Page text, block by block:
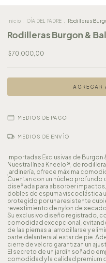
Inicio DÍA DEL PADRE Rodilleras
Rodilleras Burgon &
$70.000,00
MEDIOS DE PAGO
MEDIOS DE ENVÍO
Importadas Exclusivas de Burgon
Nuestra línea Kneelo®, de
jardinería, ofrece máxima
Cuentan con un núcleo profundo
diseñada para absorber
dobles de espuma viscoelástica
protegido por una resistente
revestimiento de nylon de
Su exclusivo diseño registrado,
comodidad excepcional,
de las piernas al arrodillarse y
parte delantera al estar de pie.
cierre de velcro garantizan un
El secreto de un jardín soñado
comodidad y la calidad premium